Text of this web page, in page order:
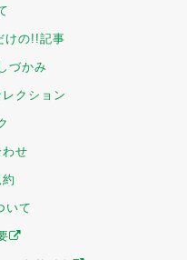
けの!!記事
づかみ
クション
せ
いて